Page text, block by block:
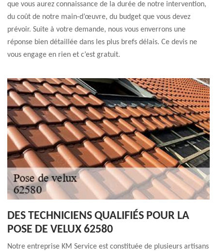
que vous aurez connaissance de la durée de notre intervention,
du coût de notre main-d’œuvre, du budget que vous devez
prévoir. Suite à votre demande, nous vous enverrons une
réponse bien détaillée dans les plus brefs délais. Ce devis ne
vous engage en rien et c’est gratuit.
DES TECHNICIENS QUALIFIÉS POUR LA
POSE DE VELUX 62580
Notre entreprise KM Service est constituée de plusieurs artisans